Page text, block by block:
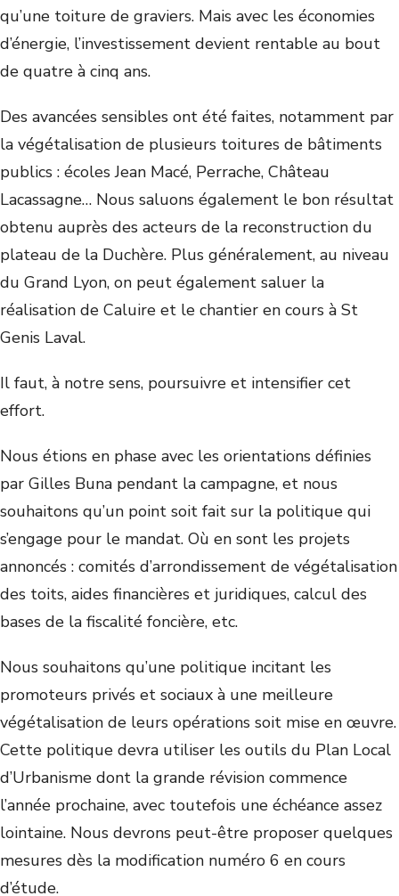
qu’une toiture de graviers. Mais avec les économies
d’énergie, l’investissement devient rentable au bout
de quatre à cinq ans.
Des avancées sensibles ont été faites, notamment par
la végétalisation de plusieurs toitures de bâtiments
publics : écoles Jean Macé, Perrache, Château
Lacassagne… Nous saluons également le bon résultat
obtenu auprès des acteurs de la reconstruction du
plateau de la Duchère. Plus généralement, au niveau
du Grand Lyon, on peut également saluer la
réalisation de Caluire et le chantier en cours à St
Genis Laval.
Il faut, à notre sens, poursuivre et intensifier cet
effort.
Nous étions en phase avec les orientations définies
par Gilles Buna pendant la campagne, et nous
souhaitons qu’un point soit fait sur la politique qui
s’engage pour le mandat. Où en sont les projets
annoncés : comités d’arrondissement de végétalisation
des toits, aides financières et juridiques, calcul des
bases de la fiscalité foncière, etc.
Nous souhaitons qu’une politique incitant les
promoteurs privés et sociaux à une meilleure
végétalisation de leurs opérations soit mise en œuvre.
Cette politique devra utiliser les outils du Plan Local
d’Urbanisme dont la grande révision commence
l’année prochaine, avec toutefois une échéance assez
lointaine. Nous devrons peut-être proposer quelques
mesures dès la modification numéro 6 en cours
d’étude.